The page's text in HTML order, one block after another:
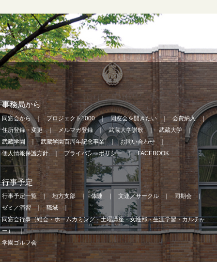
事務局から
同窓会から プロジェクト1000 同窓会を開きたい
会費納入
住所登録・変更
メルマガ登録 武蔵大学讃歌
武蔵大学
武蔵学園
武蔵学園百周年記念事業
お問い合わせ
個人情報保護方針
プライバシーポリシー FACEBOOK
行事予定
行事予定一覧 地方支部 体連 文連／サークル
同期会
ゼミ／演習
職域
同窓会行事（総会・ホームカミング・土曜講座・女性部・生涯学習・カルチャ
ー）
学園ゴルフ会